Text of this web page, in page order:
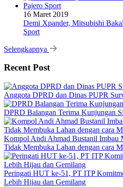
16 Maret 2019
Demi Xpander, Mitsubishi
Sport
Selengkapnya
Recent Post
Anggota DPRD dan Dinas PUPR
DPRD Balangan Terima Kunjungan
Kompol Andi Ahmad Bustanil Imbau
Tidak Membuka Lahan dengan cara
Peringati HUT ke-51, PT ITP
Lebih Hijau dan Gemilang